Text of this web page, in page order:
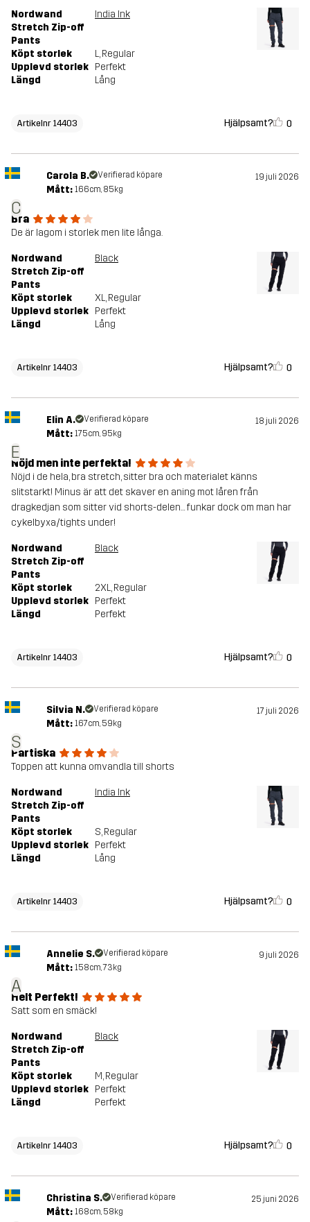
Nordwand
Stretch Zip-off
Pants
India Ink
Köpt storlek L, Regular
Upplevd storlek Perfekt
Längd
Lång
Artikelnr 14403 Hjälpsamt? 0
C
Carola B. Verifierad köpare 19 juli 2026
Mått: 166cm, 85kg
Bra
De är lagom i storlek men lite långa.
Nordwand
Stretch Zip-off
Pants
Black
Köpt storlek XL, Regular
Upplevd storlek Perfekt
Längd
Lång
Artikelnr 14403 Hjälpsamt? 0
E
Elin A. Verifierad köpare 18 juli 2026
Mått: 175cm, 95kg
Nöjd men inte perfekta!
Nöjd i de hela, bra stretch, sitter bra och materialet känns
slitstarkt! Minus är att det skaver en aning mot låren från
dragkedjan som sitter vid shorts-delen… funkar dock om man har
cykelbyxa/tights under!
Nordwand
Stretch Zip-off
Pants
Black
Köpt storlek 2XL, Regular
Upplevd storlek Perfekt
Längd
Perfekt
Artikelnr 14403 Hjälpsamt? 0
S
Silvia N. Verifierad köpare 17 juli 2026
Mått: 167cm, 59kg
Partiska
Toppen att kunna omvandla till shorts
Nordwand
Stretch Zip-off
Pants
India Ink
Köpt storlek S, Regular
Upplevd storlek Perfekt
Längd
Lång
Artikelnr 14403 Hjälpsamt? 0
A
Annelie S. Verifierad köpare 9 juli 2026
Mått: 158cm, 73kg
Helt Perfekt!
Satt som en smäck!
Nordwand
Stretch Zip-off
Pants
Black
Köpt storlek M, Regular
Upplevd storlek Perfekt
Längd
Perfekt
Artikelnr 14403 Hjälpsamt? 0
Christina S. Verifierad köpare 25 juni 2026
Mått: 168cm, 58kg